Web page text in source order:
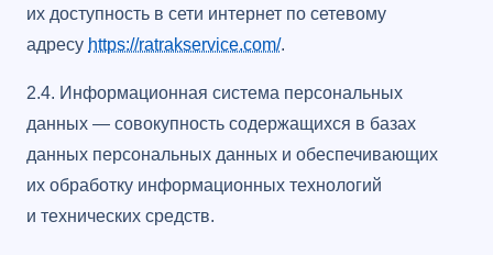
их доступность в сети интернет по сетевому
адресу https://ratrakservice.com/.
2.4. Информационная система персональных
данных — совокупность содержащихся в базах
данных персональных данных и обеспечивающих
их обработку информационных технологий
и технических средств.